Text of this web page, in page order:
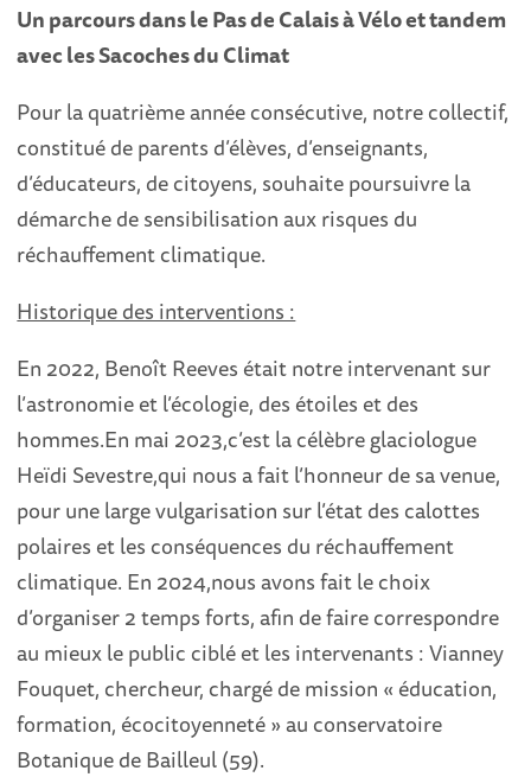
Un parcours dans le Pas de Calais à Vélo et tandem
avec les Sacoches du Climat
Pour la quatrième année consécutive, notre collectif,
constitué de parents d’élèves, d’enseignants,
d’éducateurs, de citoyens, souhaite poursuivre la
démarche de sensibilisation aux risques du
réchauffement climatique.
Historique des interventions :
En 2022, Benoît Reeves était notre intervenant sur
l’astronomie et l’écologie, des étoiles et des
hommes.En mai 2023,c’est la célèbre glaciologue
Heïdi Sevestre,qui nous a fait l’honneur de sa venue,
pour une large vulgarisation sur l’état des calottes
polaires et les conséquences du réchauffement
climatique. En 2024,nous avons fait le choix
d’organiser 2 temps forts, afin de faire correspondre
au mieux le public ciblé et les intervenants : Vianney
Fouquet, chercheur, chargé de mission « éducation,
formation, écocitoyenneté » au conservatoire
Botanique de Bailleul (59).